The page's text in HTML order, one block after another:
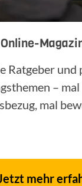
Ratgeber und
–
mal
mehr